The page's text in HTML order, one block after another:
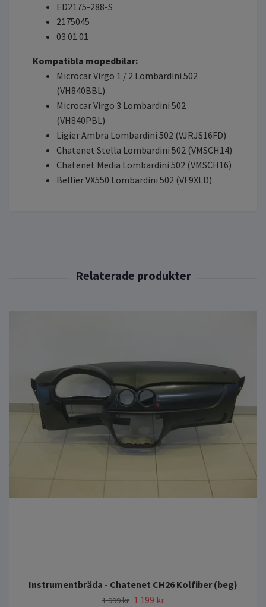
ED2175-288-S
2175045
03.01.01
Kompatibla mopedbilar:
Microcar Virgo 1 / 2 Lombardini 502
(VH840BBL)
Microcar Virgo 3 Lombardini 502
(VH840PBL)
Ligier Ambra Lombardini 502 (VJRJS16FD)
Chatenet Stella Lombardini 502 (VMSCH14)
Chatenet Media Lombardini 502 (VMSCH16)
Bellier VX550 Lombardini 502 (VF9XLD)
Instrumentbräda - Chatenet CH26 Kolfiber (beg)
1 999 kr 1 199 kr